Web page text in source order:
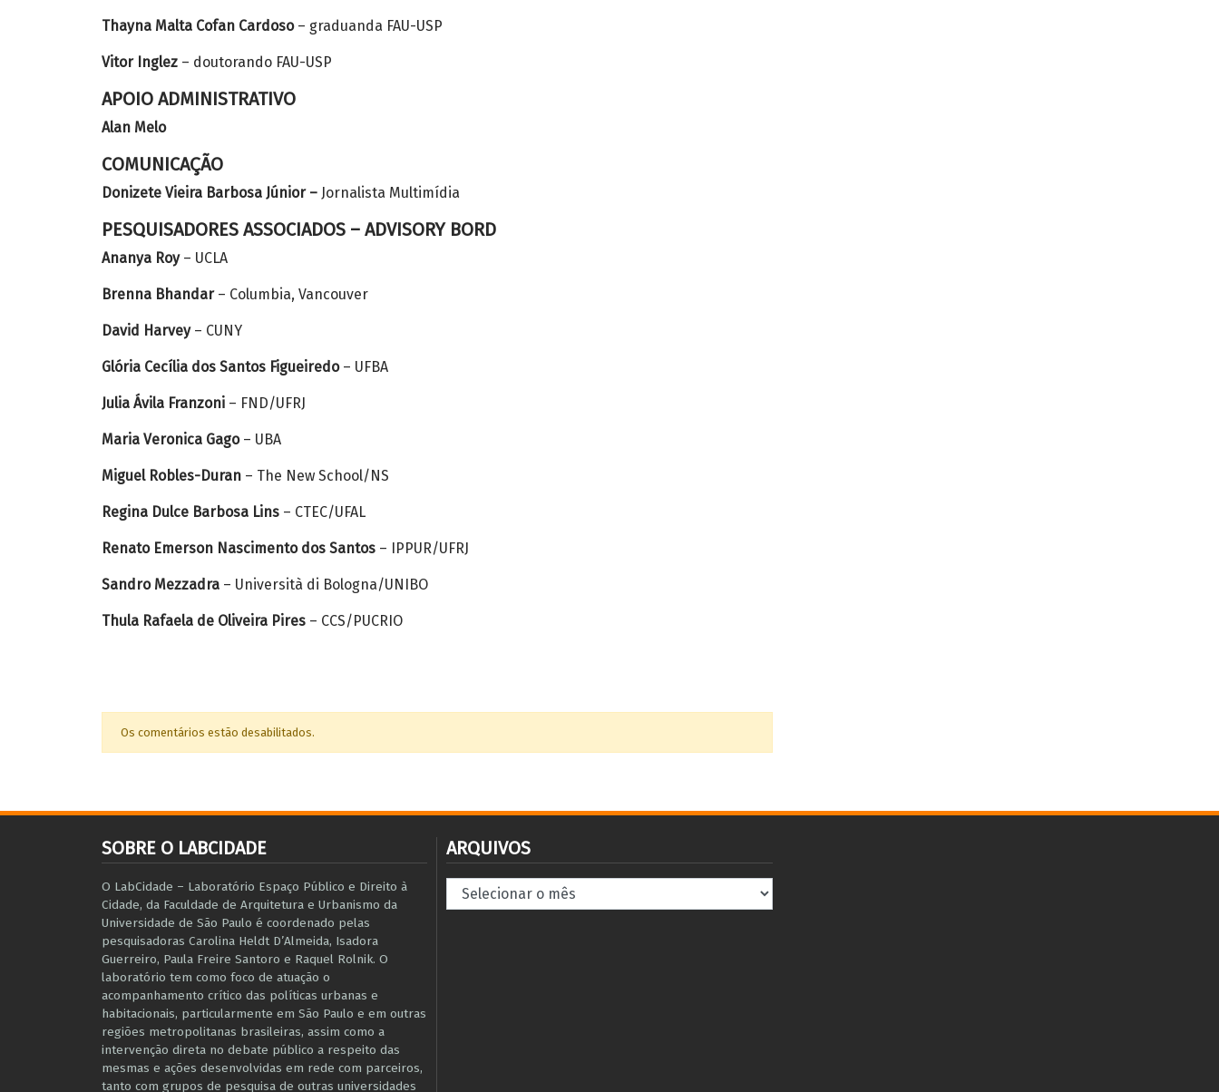
Thayna Malta Cofan Cardoso– graduanda FAU-USP
Vitor Inglez – doutorando FAU-USP
APOIO ADMINISTRATIVO
Alan Melo
COMUNICAÇÃO
Donizete Vieira Barbosa Júnior – Jornalista Multimídia
PESQUISADORES ASSOCIADOS – ADVISORY BORD
Ananya Roy– UCLA
Brenna Bhandar– Columbia, Vancouver
David Harvey– CUNY
Glória Cecília dos Santos Figueiredo– UFBA
Julia Ávila Franzoni – FND/UFRJ
Maria Veronica Gago– UBA
Miguel Robles-Duran – The New School/NS
Regina Dulce Barbosa Lins – CTEC/UFAL
Renato Emerson Nascimento dos Santos – IPPUR/UFRJ
Sandro Mezzadra – Università di Bologna/UNIBO
Thula Rafaela de Oliveira Pires – CCS/PUCRIO
Os comentários estão desabilitados.
SOBRE O LABCIDADE
O LabCidade – Laboratório Espaço Público e Direito à
Cidade, da Faculdade de Arquitetura e Urbanismo da
Universidade de São Paulo é coordenado pelas
pesquisadoras Carolina Heldt D’Almeida, Isadora
Guerreiro, Paula Freire Santoro e Raquel Rolnik. O
laboratório tem como foco de atuação o
acompanhamento crítico das políticas urbanas e
habitacionais, particularmente em São Paulo e ​em outras
regiões metropolitanas brasileiras, assim como a
intervenção direta no debate público a respeito das
mesmas e ações desenvolvidas em r​e​de com parceiros,
tanto com grupos de pesquisa ​de outras universidades
ARQUIVOS
Arquivos